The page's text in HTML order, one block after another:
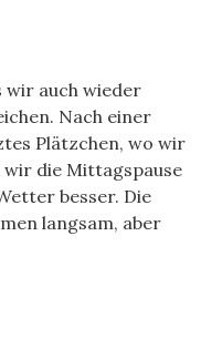
wir auch wieder
Nach einer
Plätzchen, wo wir
wir die Mittagspause
besser. Die
langsam, aber